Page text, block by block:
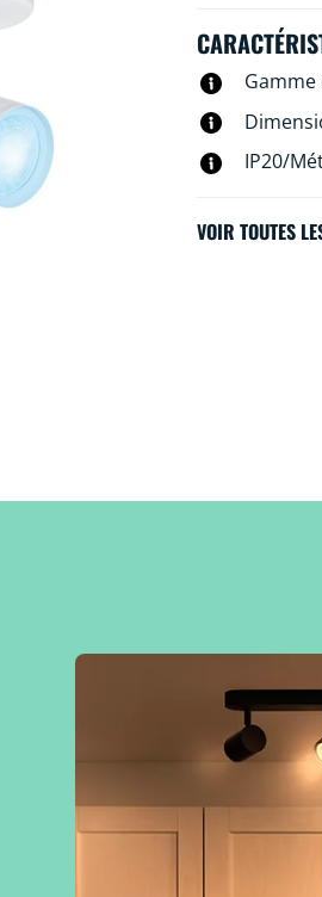
IP20/
VOIR TOUTES